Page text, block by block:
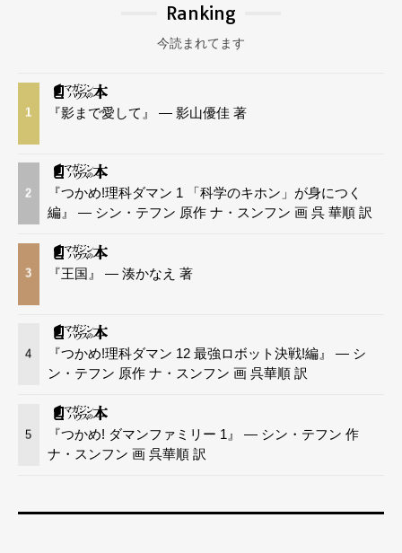
Ranking
今読まれてます
1 『影まで愛して』 — 影山優佳 著
2
『つかめ!理科ダマン 1 「科学のキホン」が身につく
編』 — シン・テフン 原作 ナ・スンフン 画 呉 華順 訳
3 『王国』 — 湊かなえ 著
4
『つかめ!理科ダマン 12 最強ロボット決戦!編』 — シ
ン・テフン 原作 ナ・スンフン 画 呉華順 訳
5
『つかめ! ダマンファミリー 1』 — シン・テフン 作
ナ・スンフン 画 呉華順 訳